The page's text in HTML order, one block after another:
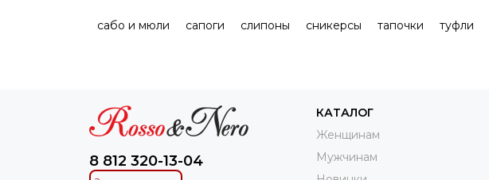
сабо и мюли сапоги слипоны сникерсы тапочки туфли
8 812 320-13-04
КАТАЛОГ
Женщинам
Мужчинам